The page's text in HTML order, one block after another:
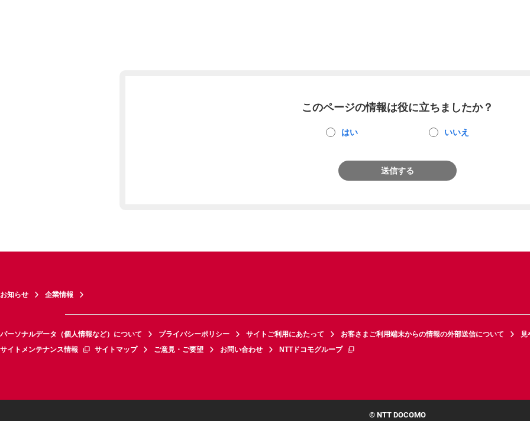
このページの情報は役に立ちましたか？
はい いいえ
送信する
お知らせ 企業情報
パーソナルデータ（個人情報など）について プライバシーポリシー サイトご利用にあたって お客さまご利用端末からの情報の外部送信について
見
サイトメンテナンス情報
サイトマップ ご意見・ご要望 お問い合わせ NTTドコモグループ
© NTT DOCOMO